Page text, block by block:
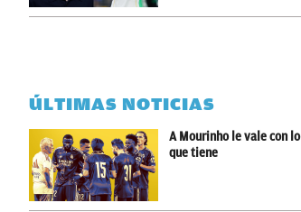
ÚLTIMAS NOTICIAS
A Mourinho le vale con lo
que tiene